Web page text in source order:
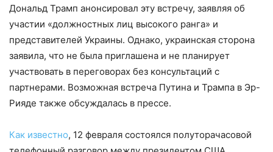
Дональд Трамп анонсировал эту встречу, заявляя об
участии «должностных лиц высокого ранга» и
представителей Украины. Однако, украинская сторона
заявила, что не была приглашена и не планирует
участвовать в переговорах без консультаций с
партнерами. Возможная встреча Путина и Трампа в Эр-
Рияде также обсуждалась в прессе.
Как известно, 12 февраля состоялся полуторачасовой